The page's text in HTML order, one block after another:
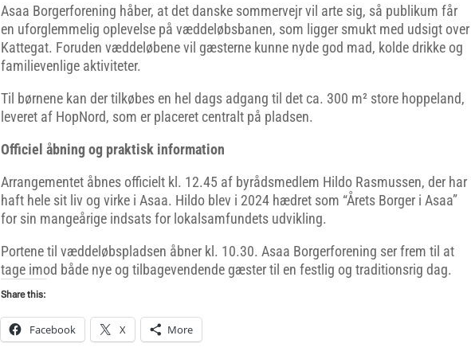
Asaa Borgerforening håber, at det danske sommervejr vil arte sig, så publikum får
en uforglemmelig oplevelse på væddeløbsbanen, som ligger smukt med udsigt over
Kattegat. Foruden væddeløbene vil gæsterne kunne nyde god mad, kolde drikke og
familievenlige aktiviteter.
Til børnene kan der tilkøbes en hel dags adgang til det ca. 300 m² store hoppeland,
leveret af HopNord, som er placeret centralt på pladsen.
Officiel åbning og praktisk information
Arrangementet åbnes officielt kl. 12.45 af byrådsmedlem Hildo Rasmussen, der har
haft hele sit liv og virke i Asaa. Hildo blev i 2024 hædret som “Årets Borger i Asaa”
for sin mangeårige indsats for lokalsamfundets udvikling.
Portene til væddeløbspladsen åbner kl. 10.30. Asaa Borgerforening ser frem til at
tage imod både nye og tilbagevendende gæster til en festlig og traditionsrig dag.
Share this:
Facebook X More